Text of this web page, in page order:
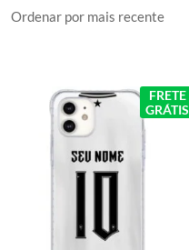
FRETE
GRÁTIS
O
preço
original
era:
R$ 59,90.
O
preço
atual
R$ 49,90.